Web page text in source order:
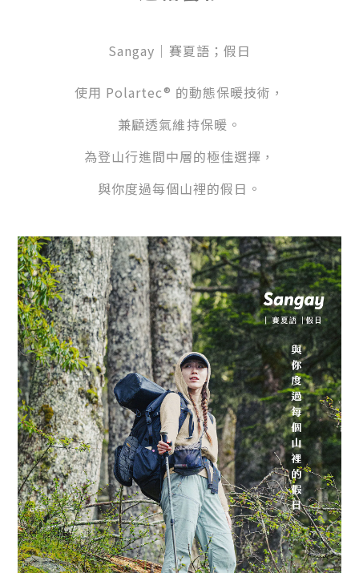
Sangay｜賽夏語；假日
使用 Polartec® 的動態保暖技術，
兼顧透氣維持保暖。
為登山行進間中層的極佳選擇，
與你度過每個山裡的假日。